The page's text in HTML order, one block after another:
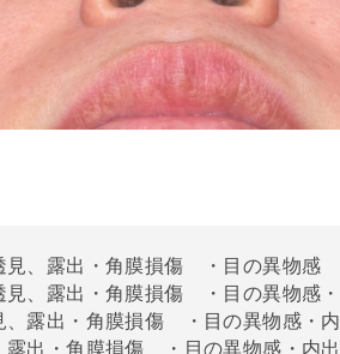
、露出・角膜損傷 ・目の異物感
露出・角膜損傷 ・目の異物感・
出・角膜損傷 ・目の異物感・内
・角膜損傷 ・目の異物感・内出